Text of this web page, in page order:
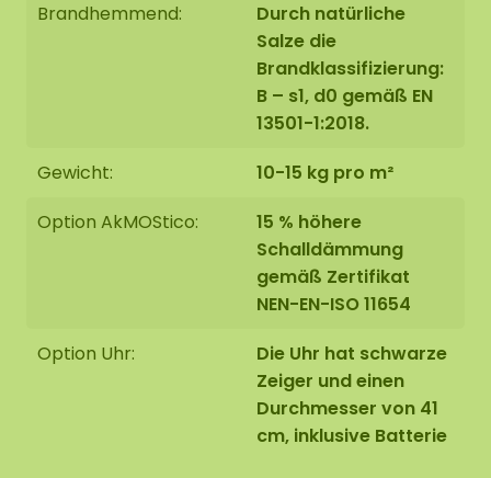
Brandhemmend:
Durch natürliche
Salze die
Brandklassifizierung:
B – s1, d0 gemäß EN
13501-1:2018.
Gewicht:
10-15 kg pro m²
Option AkMOStico:
15 % höhere
Schalldämmung
gemäß Zertifikat
NEN-EN-ISO 11654
Option Uhr:
Die Uhr hat schwarze
Zeiger und einen
Durchmesser von 41
cm, inklusive Batterie